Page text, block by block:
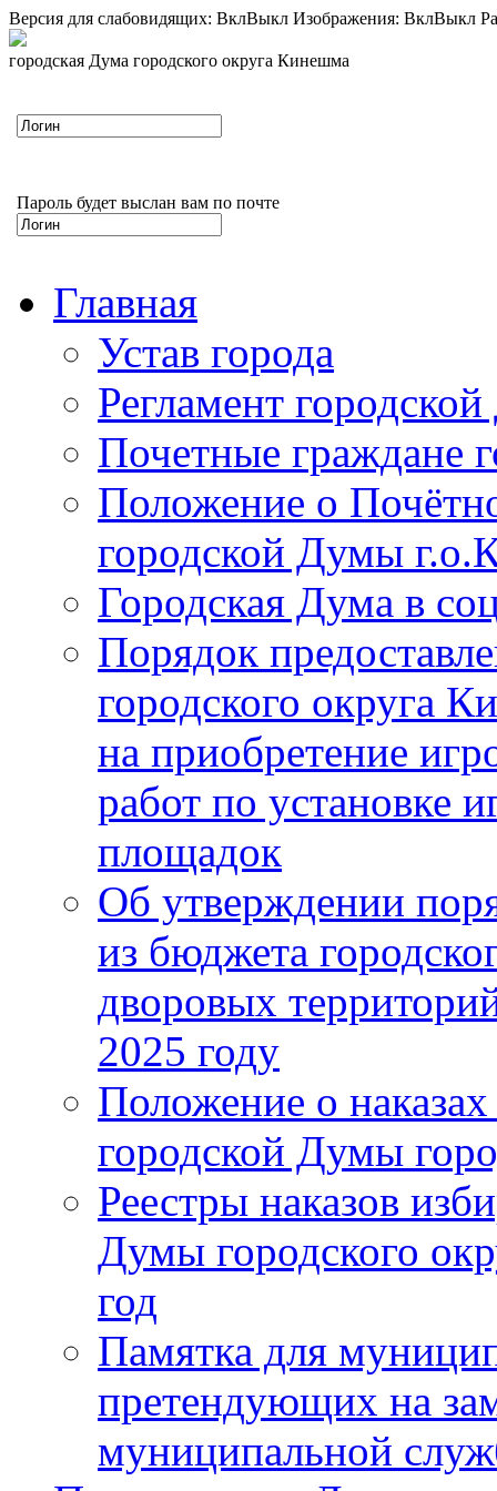
Версия для слабовидящих: ВклВыкл Изображения: ВклВыкл
городская Дума городского округа Кинешма
Пароль будет выслан вам по почте
Главная
Устав города
Регламент
Почетные граждане
Положение о
городской Думы
Городская Дума в
Порядок
городского округа
на приобретение
работ по установке
площадок
Об утверждении
из бюджета
дворовых
2025 году
Положение о
городской Думы
Реестры наказов
Думы городского
год
Памятка для
претендующих на
муниципальной